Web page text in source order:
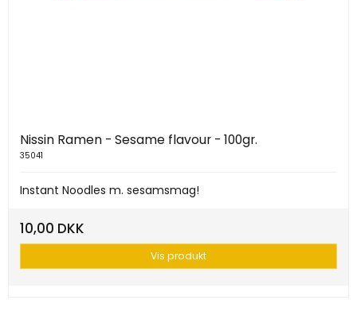
Nissin Ramen - Sesame flavour - 100gr.
35041
Instant Noodles m. sesamsmag!
10,00 DKK
Vis produkt